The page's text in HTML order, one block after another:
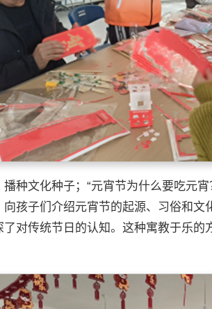
种文化种子；“元宵节为什么要吃元
向孩子们介绍元宵节的起源、习俗和
了对传统节日的认知。这种寓教于乐